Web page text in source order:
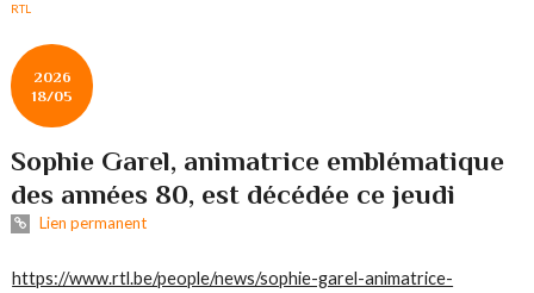
RTL
2026
18/05
Sophie Garel, animatrice emblématique
des années 80, est décédée ce jeudi
Lien permanent
https://www.rtl.be/people/news/sophie-garel-animatrice-